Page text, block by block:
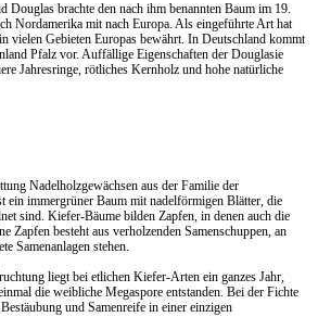
Douglas brachte den nach ihm benannten Baum im 19.
Nordamerika mit nach Europa. Als eingeführte Art hat
vielen Gebieten Europas bewährt. In Deutschland kommt
Pfalz vor. Auffällige Eigenschaften der Douglasie
Jahresringe, rötliches Kernholz und hohe natürliche
Nadelholzgewächsen aus der Familie der
ein immergrüner Baum mit nadelförmigen Blätter, die
sind. Kiefer-Bäume bilden Zapfen, in denen auch die
Zapfen besteht aus verholzenden Samenschuppen, an
Samenanlagen stehen.
liegt bei etlichen Kiefer-Arten ein ganzes Jahr,
die weibliche Megaspore entstanden. Bei der Fichte
und Samenreife in einer einzigen